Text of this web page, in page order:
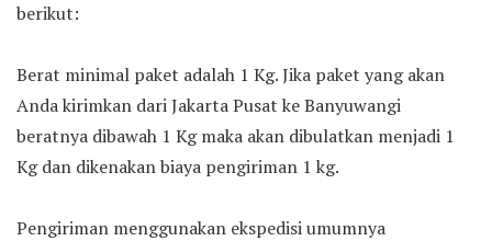
berikut:
Berat minimal paket adalah 1 Kg. Jika paket yang akan
Anda kirimkan dari Jakarta Pusat ke Banyuwangi
beratnya dibawah 1 Kg maka akan dibulatkan menjadi 1
Kg dan dikenakan biaya pengiriman 1 kg.
Pengiriman menggunakan ekspedisi umumnya